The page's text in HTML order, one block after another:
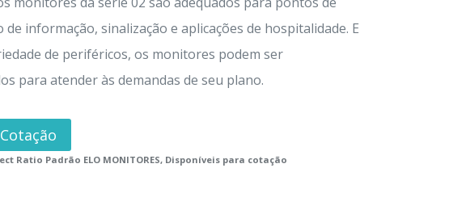
de informação, sinalização e aplicações de hospitalidade. E
de periféricos, os monitores podem ser
para atender às demandas de seu plano.
Ratio Padrão ELO MONITORES, Disponíveis para cotação